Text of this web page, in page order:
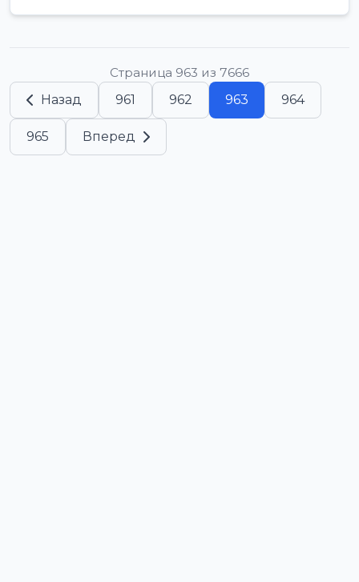
Страница 963 из 7666
Назад
961 962 963 964
965 Вперед